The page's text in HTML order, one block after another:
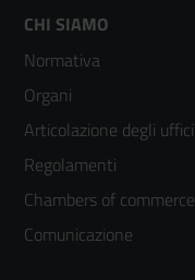
Footer
menù
colonna
3
CHI SIAMO
Normativa
Organi
Articolazione degli uffici
Regolamenti
Chambers of commerce
Comunicazione